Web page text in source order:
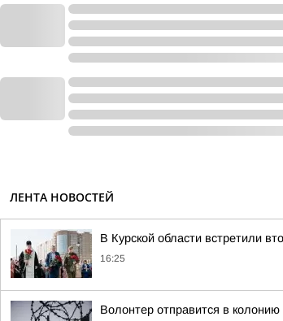
ЛЕНТА НОВОСТЕЙ
В Курской области встретили
16:25
Волонтер отправится в колонию